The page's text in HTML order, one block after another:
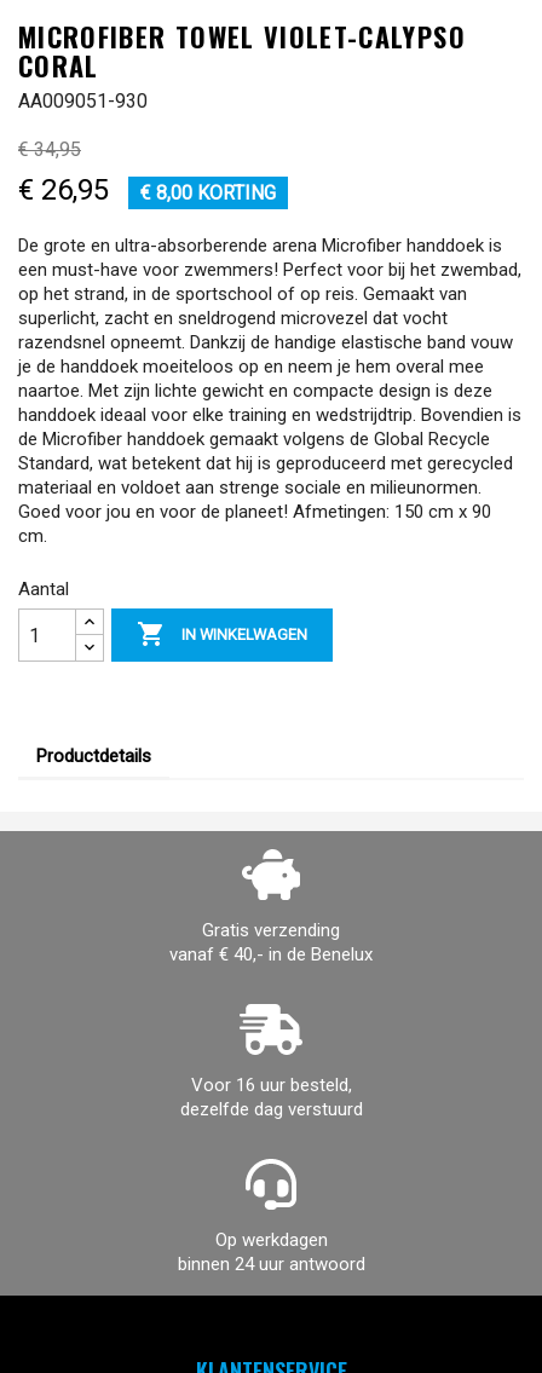
MICROFIBER TOWEL VIOLET-CALYPSO
CORAL
AA009051-930
€ 34,95
€ 26,95 € 8,00 KORTING
De grote en ultra-absorberende arena Microfiber handdoek is
een must-have voor zwemmers! Perfect voor bij het zwembad,
op het strand, in de sportschool of op reis. Gemaakt van
superlicht, zacht en sneldrogend microvezel dat vocht
razendsnel opneemt. Dankzij de handige elastische band vouw
je de handdoek moeiteloos op en neem je hem overal mee
naartoe. Met zijn lichte gewicht en compacte design is deze
handdoek ideaal voor elke training en wedstrijdtrip. Bovendien is
de Microfiber handdoek gemaakt volgens de Global Recycle
Standard, wat betekent dat hij is geproduceerd met gerecycled
materiaal en voldoet aan strenge sociale en milieunormen.
Goed voor jou en voor de planeet! Afmetingen: 150 cm x 90
cm.
Aantal
 IN WINKELWAGEN
Productdetails
Gratis verzending
vanaf € 40,- in de Benelux
Voor 16 uur besteld,
dezelfde dag verstuurd
Op werkdagen
binnen 24 uur antwoord